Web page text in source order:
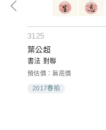
3125
葉公超
書法 對聯
預估價：無底價
2017春拍